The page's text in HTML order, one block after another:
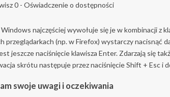
0 - Oświadczenie o dostępności
najczęściej wywołuje się je w kombinacji z
przeglądarkach (np. w Firefox) wystarczy nacisnąć
jeszcze naciśnięcie klawisza Enter. Zdarzają się
skrótu następuje przez naciśnięcie Shift + Esc i
swoje uwagi i oczekiwania